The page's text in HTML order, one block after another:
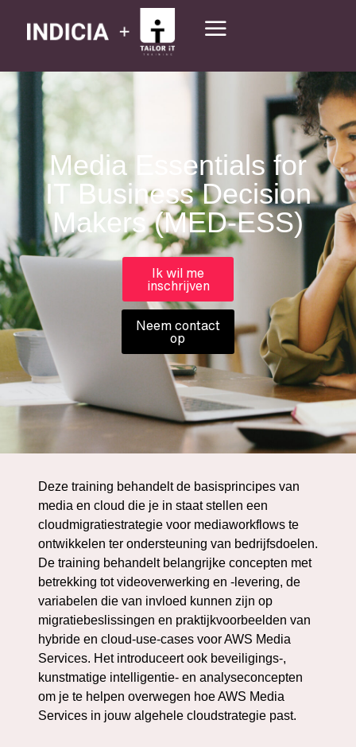
Media Essentials for
IT Business Decision
Makers (MED-ESS)
Ik wil me
inschrijven
Neem contact
op
Deze training behandelt de basisprincipes van
media en cloud die je in staat stellen een
cloudmigratiestrategie voor mediaworkflows te
ontwikkelen ter ondersteuning van bedrijfsdoelen.
De training behandelt belangrijke concepten met
betrekking tot videoverwerking en -levering, de
variabelen die van invloed kunnen zijn op
migratiebeslissingen en praktijkvoorbeelden van
hybride en cloud-use-cases voor AWS Media
Services. Het introduceert ook beveiligings-,
kunstmatige intelligentie- en analyseconcepten
om je te helpen overwegen hoe AWS Media
Services in jouw algehele cloudstrategie past.